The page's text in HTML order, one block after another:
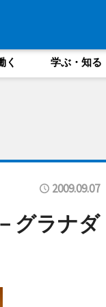
く 学ぶ・知る
2009.09.07
グラナダ